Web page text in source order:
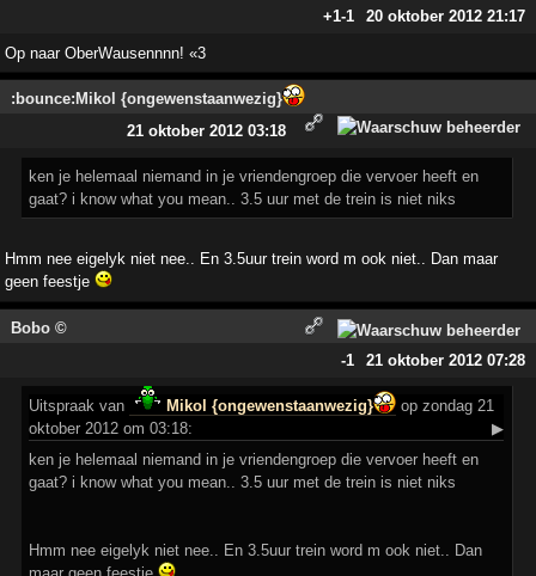
+1-1 20 oktober 2012 21:17
Op naar OberWausennnn! «3
:bounce:Mikol {ongewenstaanwezig}
21 oktober 2012 03:18
ken je helemaal niemand in je vriendengroep die vervoer heeft en
gaat? i know what you mean.. 3.5 uur met de trein is niet niks
Hmm nee eigelyk niet nee.. En 3.5uur trein word m ook niet.. Dan maar
geen feestje
Bobo ©
-1
21 oktober 2012 07:28
Uitspraak van Mikol {ongewenstaanwezig}
op zondag 21
oktober 2012 om 03:18:
▶
ken je helemaal niemand in je vriendengroep die vervoer heeft en
gaat? i know what you mean.. 3.5 uur met de trein is niet niks
Hmm nee eigelyk niet nee.. En 3.5uur trein word m ook niet.. Dan